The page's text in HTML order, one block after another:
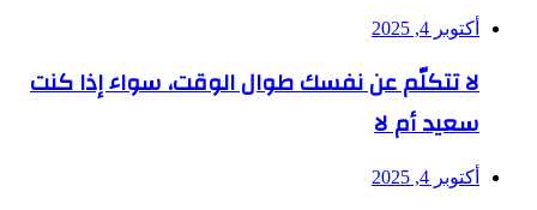
أكتوبر 4, 2025
لا تتكلّم عن نفسك طوال الوقت، سواء إذا كنت
سعيد أم لا
أكتوبر 4, 2025